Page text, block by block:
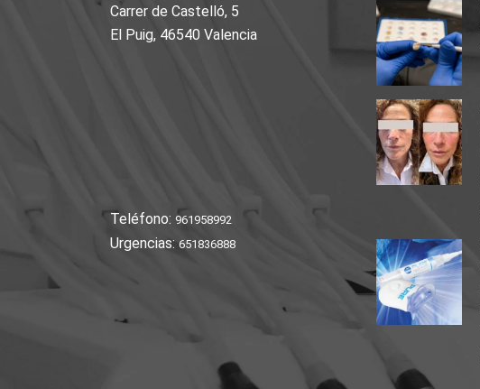
Carrer de Castelló, 5
El Puig, 46540 Valencia
Teléfono: 961958992
Urgencias: 651836888